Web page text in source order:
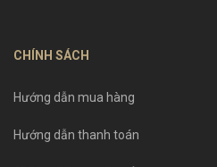
CHÍNH SÁCH
Hướng dẫn mua hàng
Hướng dẫn thanh toán